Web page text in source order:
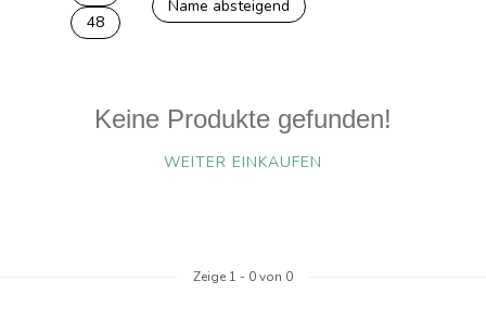
48
Name absteigend
Keine Produkte gefunden!
WEITER EINKAUFEN
Zeige 1 - 0von 0